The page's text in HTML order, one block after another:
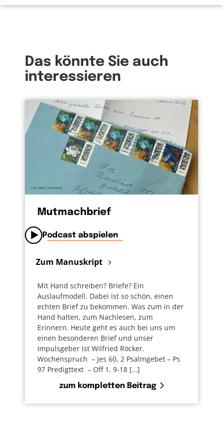
Das könnte Sie auch
interessieren
Mutmachbrief
Podcast abspielen
Zum Manuskript
Mit Hand schreiben? Briefe? Ein
Auslaufmodell. Dabei ist so schön, einen
echten Brief zu bekommen. Was zum in der
Hand halten, zum Nachlesen, zum
Erinnern. Heute geht es auch bei uns um
einen besonderen Brief und unser
Impulsgeber ist Wilfried Röcker.
Wochenspruch – Jes 60, 2 Psalmgebet – Ps
97 Predigttext – Off 1, 9-18 […]
zum kompletten Beitrag